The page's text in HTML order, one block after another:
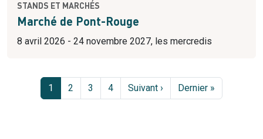
STANDS ET MARCHÉS
Marché de Pont-Rouge
8 avril 2026 - 24 novembre 2027, les mercredis
Page courante
1 Page
2 Page
3 Page
4 Page suivante
Suivant › Dernière page
Dernier »